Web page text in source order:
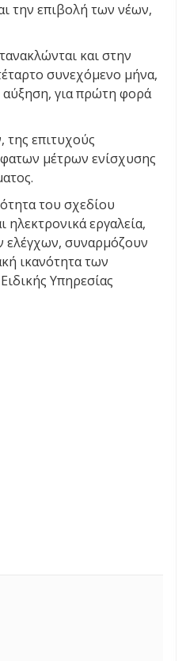
την επιβολή των νέων,
και στην
συνεχόμενο μήνα,
αύξηση, για πρώτη φορά
της επιτυχούς
μέτρων ενίσχυσης
του σχεδίου
ηλεκτρονικά εργαλεία,
ελέγχων, συναρμόζουν
ικανότητα των
Υπηρεσίας